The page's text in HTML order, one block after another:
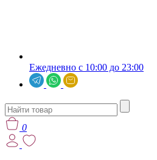
Ежедневно с 10:00 до 23:00
0